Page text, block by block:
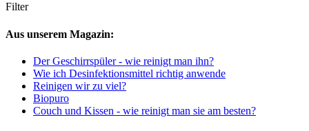
Filter
Aus unserem Magazin:
Der Geschirrspüler - wie reinigt man ihn?
Wie ich Desinfektionsmittel richtig anwende
Reinigen wir zu viel?
Biopuro
Couch und Kissen - wie reinigt man sie am besten?